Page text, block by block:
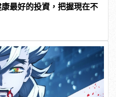
最好的投資，把握現在不